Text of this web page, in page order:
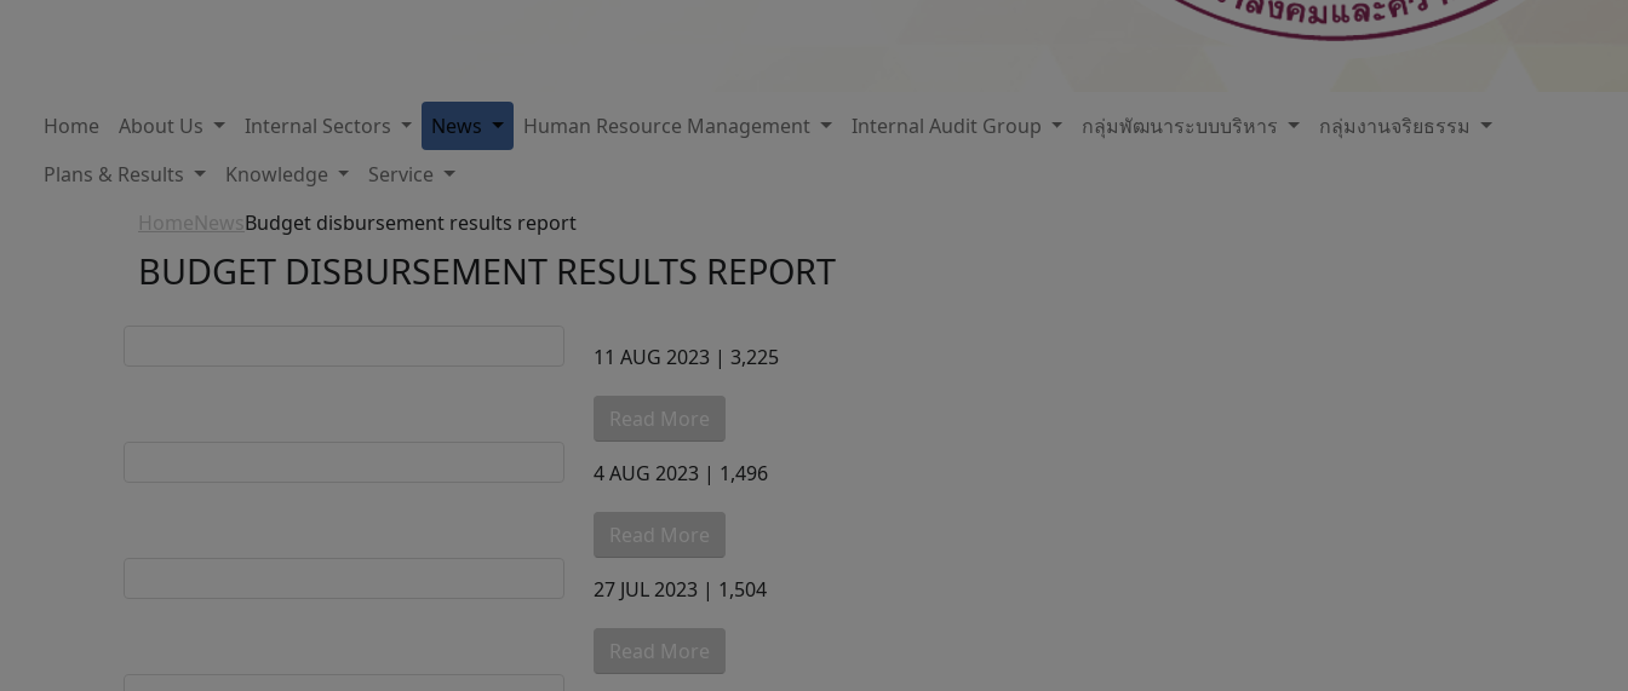
Home About Us Internal Sectors News Human Resource Management Internal Audit Group กลุ่มพัฒนาระบบบริหาร
กลุ่มงานจริยธรรม
Plans & Results
Knowledge
Service
HomeNewsBudget disbursement results report
BUDGET DISBURSEMENT RESULTS REPORT
11 AUG 2023 | 3,225
Read More
4 AUG 2023 | 1,496
Read More
27 JUL 2023 | 1,504
Read More